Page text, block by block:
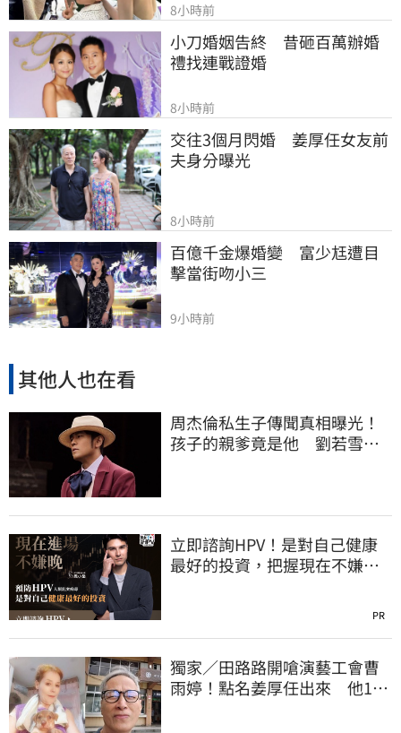
8小時前
小刀婚姻告終　昔砸百萬辦婚
禮找連戰證婚
8小時前
交往3個月閃婚　姜厚任女友前
夫身分曝光
8小時前
百億千金爆婚變　富少尪遭目
擊當街吻小三
9小時前
其他人也在看
周杰倫私生子傳聞真相曝光！
孩子的親爹竟是他 劉若雪閨
立即諮詢HPV！是對自己健康
最好的投資，把握現在不嫌
PR
獨家／田路路開嗆演藝工會曹
雨婷！點名姜厚任出來 他16